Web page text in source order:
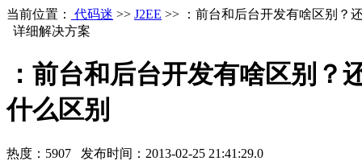
当前位置： 代码迷 >> J2EE >> ：前台和后台开发有啥区别？
详细解决方案
：前台和后台开发有啥区别？
什么区别
热度： 5907 发布时间： 2013-02-25 21:41:29.0